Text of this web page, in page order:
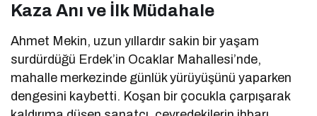
Kaza Anı ve İlk Müdahale
Ahmet Mekin, uzun yıllardır sakin bir yaşam
surdürdüğü Erdek’in Ocaklar Mahallesi’nde,
mahalle merkezinde günlük yürüyüşünü yaparken
dengesini kaybetti. Koşan bir çocukla çarpışarak